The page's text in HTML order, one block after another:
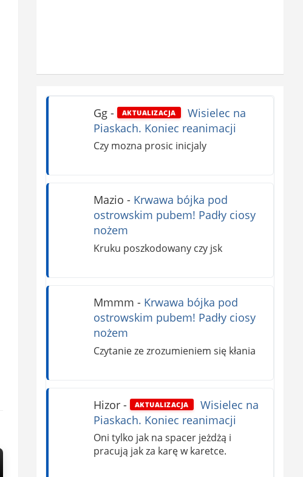
Gg- AKTUALIZACJA
Wisielec na
Piaskach. Koniec reanimacji
Czy mozna prosic inicjaly
Mazio - Krwawa bójka pod
ostrowskim pubem! Padły ciosy
nożem
Kruku poszkodowany czy jsk
Mmmm - Krwawa bójka pod
ostrowskim pubem! Padły ciosy
nożem
Czytanie ze zrozumieniem się kłania
Hizor- AKTUALIZACJA
Wisielec na
Piaskach. Koniec reanimacji
Oni tylko jak na spacer jeżdżą i
pracują jak za karę w karetce.